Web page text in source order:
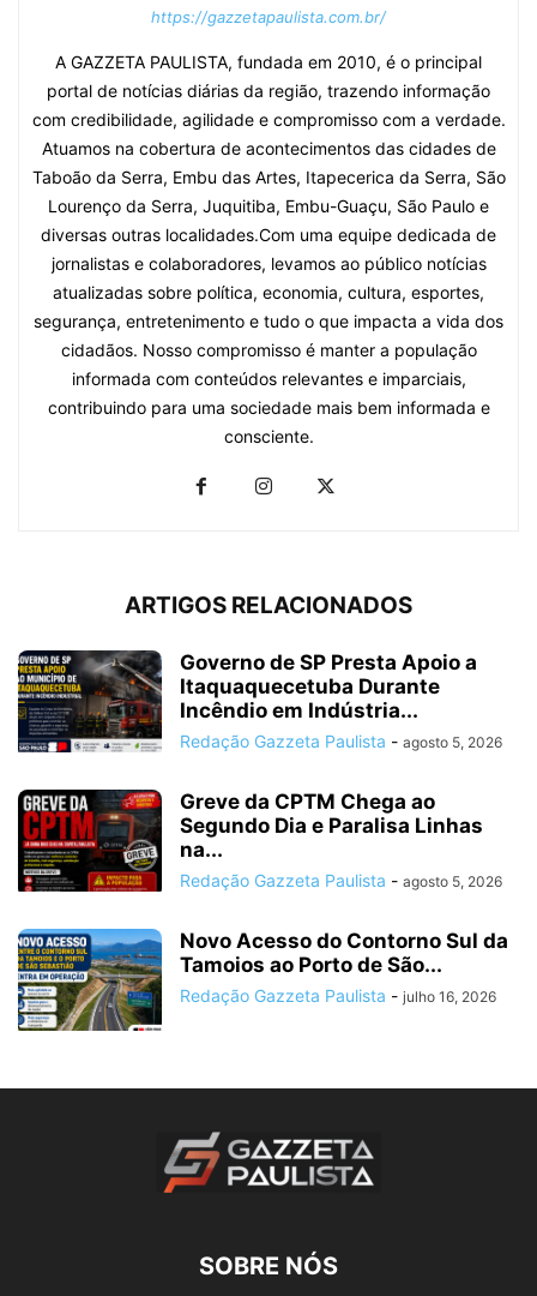
https://gazzetapaulista.com.br/
A GAZZETA PAULISTA, fundada em 2010, é o principal
portal de notícias diárias da região, trazendo informação
com credibilidade, agilidade e compromisso com a verdade.
Atuamos na cobertura de acontecimentos das cidades de
Taboão da Serra, Embu das Artes, Itapecerica da Serra, São
Lourenço da Serra, Juquitiba, Embu-Guaçu, São Paulo e
diversas outras localidades.Com uma equipe dedicada de
jornalistas e colaboradores, levamos ao público notícias
atualizadas sobre política, economia, cultura, esportes,
segurança, entretenimento e tudo o que impacta a vida dos
cidadãos. Nosso compromisso é manter a população
informada com conteúdos relevantes e imparciais,
contribuindo para uma sociedade mais bem informada e
consciente.
ARTIGOS RELACIONADOS
Governo de SP Presta Apoio a
Itaquaquecetuba Durante
Incêndio em Indústria...
Redação Gazzeta Paulista - agosto 5, 2026
Greve da CPTM Chega ao
Segundo Dia e Paralisa Linhas
na...
Redação Gazzeta Paulista - agosto 5, 2026
Novo Acesso do Contorno Sul da
Tamoios ao Porto de São...
Redação Gazzeta Paulista - julho 16, 2026
SOBRE NÓS